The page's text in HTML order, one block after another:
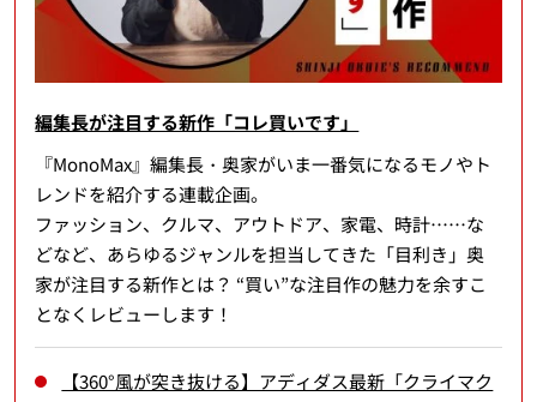
編集長が注目する新作「コレ買いです」
『MonoMax』編集長・奥家がいま一番気になるモノやト
レンドを紹介する連載企画。
ファッション、クルマ、アウトドア、家電、時計……な
どなど、あらゆるジャンルを担当してきた「目利き」奥
家が注目する新作とは？ “買い”な注目作の魅力を余すこ
となくレビューします！
【360°風が突き抜ける】アディダス最新「クライマク